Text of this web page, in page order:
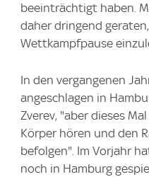
beeinträchtigt haben.
daher dringend
Wettkampfpause
In den vergangenen
angeschlagen in
Zverev, "aber dieses
Körper hören und den
befolgen". Im Vorjahr
noch in Hamburg